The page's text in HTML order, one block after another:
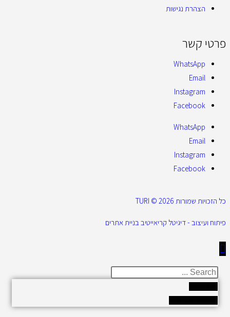
הצהרת נגישות
פרטי קשר
WhatsApp
Email
Instagram
Facebook
WhatsApp
Email
Instagram
Facebook
כל הזכויות שמורות 2026 © TURI
פיתוח ועיצוב - דיגיטל קריאייטיב בניית אתרים